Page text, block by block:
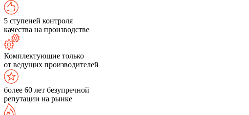
5 ступеней контроля
качества на производстве
Комплектующие только
от ведущих производителей
более 60 лет безупречной
репутации на рынке